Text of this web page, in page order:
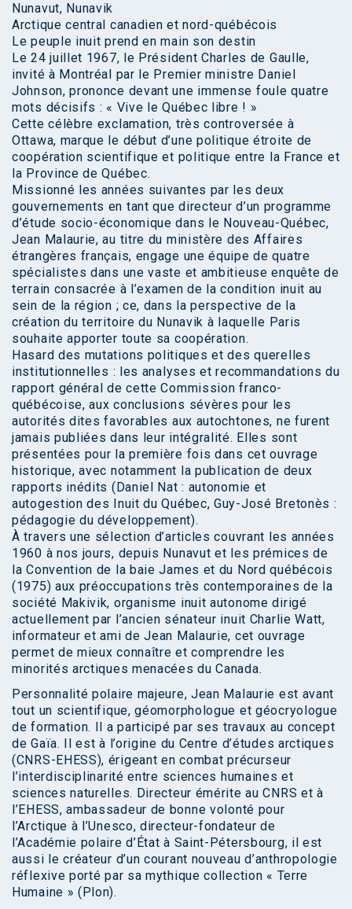
Nunavut, Nunavik
Arctique central canadien et nord-québécois
Le peuple inuit prend en main son destin
Le 24 juillet 1967, le Président Charles de Gaulle,
invité à Montréal par le Premier ministre Daniel
Johnson, prononce devant une immense foule quatre
mots décisifs : « Vive le Québec libre ! »
Cette célèbre exclamation, très controversée à
Ottawa, marque le début d’une politique étroite de
coopération scientifique et politique entre la France et
la Province de Québec.
Missionné les années suivantes par les deux
gouvernements en tant que directeur d’un programme
d’étude socio-économique dans le Nouveau-Québec,
Jean Malaurie, au titre du ministère des Affaires
étrangères français, engage une équipe de quatre
spécialistes dans une vaste et ambitieuse enquête de
terrain consacrée à l’examen de la condition inuit au
sein de la région ; ce, dans la perspective de la
création du territoire du Nunavik à laquelle Paris
souhaite apporter toute sa coopération.
Hasard des mutations politiques et des querelles
institutionnelles : les analyses et recommandations du
rapport général de cette Commission franco-
québécoise, aux conclusions sévères pour les
autorités dites favorables aux autochtones, ne furent
jamais publiées dans leur intégralité. Elles sont
présentées pour la première fois dans cet ouvrage
historique, avec notamment la publication de deux
rapports inédits (Daniel Nat : autonomie et
autogestion des Inuit du Québec, Guy-José Bretonès :
pédagogie du développement).
À travers une sélection d’articles couvrant les années
1960 à nos jours, depuis Nunavut et les prémices de
la Convention de la baie James et du Nord québécois
(1975) aux préoccupations très contemporaines de la
société Makivik, organisme inuit autonome dirigé
actuellement par l’ancien sénateur inuit Charlie Watt,
informateur et ami de Jean Malaurie, cet ouvrage
permet de mieux connaître et comprendre les
minorités arctiques menacées du Canada.
Personnalité polaire majeure, Jean Malaurie est avant
tout un scientifique, géomorphologue et géocryologue
de formation. Il a participé par ses travaux au concept
de Gaïa. Il est à l’origine du Centre d’études arctiques
(CNRS-EHESS), érigeant en combat précurseur
l’interdisciplinarité entre sciences humaines et
sciences naturelles. Directeur émérite au CNRS et à
l’EHESS, ambassadeur de bonne volonté pour
l’Arctique à l’Unesco, directeur-fondateur de
l’Académie polaire d’État à Saint-Pétersbourg, il est
aussi le créateur d’un courant nouveau d’anthropologie
réflexive porté par sa mythique collection « Terre
Humaine » (Plon).